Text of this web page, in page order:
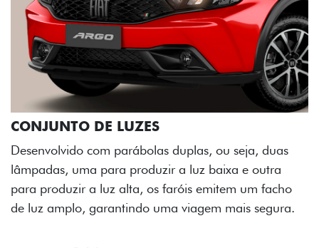
CONJUNTO DE LUZES
Desenvolvido com parábolas duplas, ou seja, duas
lâmpadas, uma para produzir a luz baixa e outra
para produzir a luz alta, os faróis emitem um facho
de luz amplo, garantindo uma viagem mais segura.​